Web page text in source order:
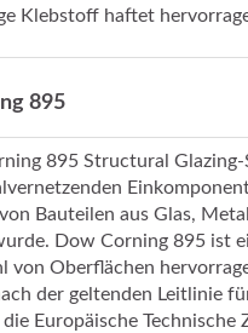
Klebstoff haftet
895
895 Structural
Bauteilen aus Glas,
Dow Corning 895 ist
von Oberflächen
der geltenden Leitlinie
Europäische Technische